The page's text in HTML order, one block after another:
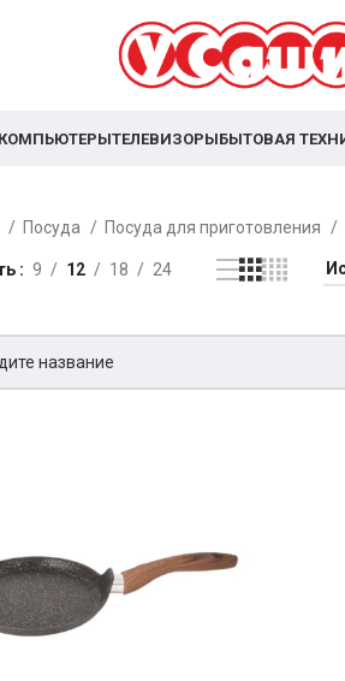
КОМПЬЮТЕРЫТЕЛЕВИЗОРЫБЫТОВАЯ
Посуда Посуда для приготовления
9 12 18 24